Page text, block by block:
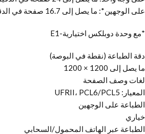
على الوجهين*: ما يصل إلى 16.7 صفحة في الدقيقة (A4)، ما يصل إلى 7.5 صفحة في الدقيقة (A3)، ما يصل إلى 7.8 صفحة في الدقيقة (A4R)
*مع وحدة دوبلكس اختيارية-E1
دقة الطباعة (نقطة في البوصة)
ما يصل إلى 1200 × 1200
لغات وصف الصفحة
المعيار: UFRII، PCL6/PCL5
الطباعة على الوجهين
خياري
الطباعة عبر الهاتف المحمول/السحابي